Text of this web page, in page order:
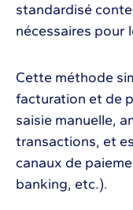
standardisé
nécessaires pour
Cette méthode
facturation et de
saisie manuelle,
transactions, et
canaux de
banking, etc.).